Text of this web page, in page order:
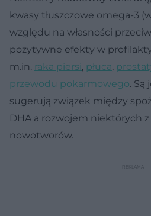
kwasy tłuszczowe omega-3
względu na własności
pozytywne efekty w
m.in. raka piersi, płuca,
przewodu pokarmowego. Są
sugerują związek między
DHA a rozwojem niektórych
nowotworów.